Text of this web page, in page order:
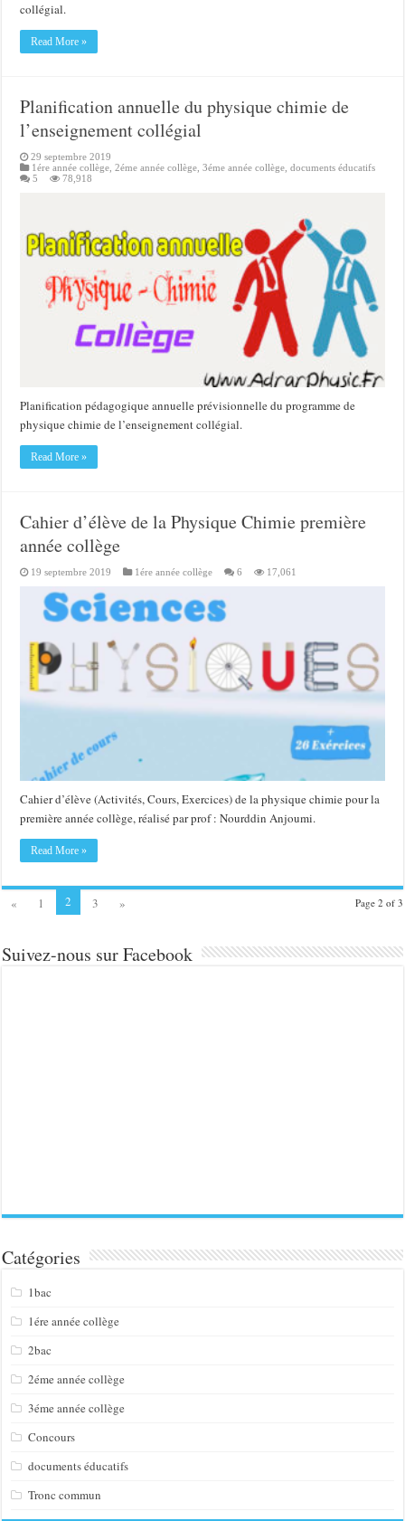
collégial.
Read More »
Planification annuelle du physique chimie de
l’enseignement collégial
29 septembre 2019
1ére année collège ,2éme année collège ,3éme année collège ,documents éducatifs
5
78,918
Planification pédagogique annuelle prévisionnelle du programme de
physique chimie de l’enseignement collégial.
Read More »
Cahier d’élève de la Physique Chimie première
année collège
19 septembre 2019 1ére année collège 6 17,061
Cahier d’élève (Activités, Cours, Exercices) de la physique chimie pour la
première année collège, réalisé par prof : Nourddin Anjoumi.
Read More »
Page 2 of 3
« 1 2 3 »
Suivez-nous sur Facebook
Catégories
1bac
1ére année collège
2bac
2éme année collège
3éme année collège
Concours
documents éducatifs
Tronc commun